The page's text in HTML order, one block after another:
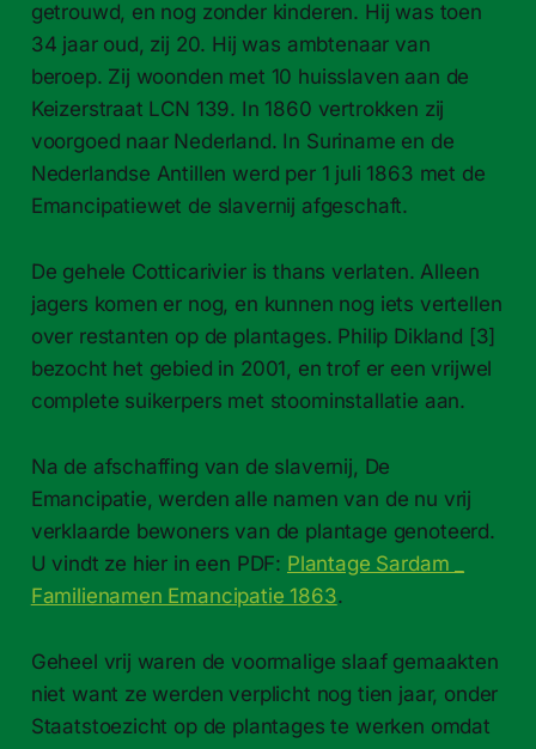
getrouwd, en nog zonder kinderen. Hij was toen
34 jaar oud, zij 20. Hij was ambtenaar van
beroep. Zij woonden met 10 huisslaven aan de
Keizerstraat LCN 139. In 1860 vertrokken zij
voorgoed naar Nederland. In Suriname en de
Nederlandse Antillen werd per 1 juli 1863 met de
Emancipatiewet de slavernij afgeschaft.
De gehele Cotticarivier is thans verlaten. Alleen
jagers komen er nog, en kunnen nog iets vertellen
over restanten op de plantages. Philip Dikland [3]
bezocht het gebied in 2001, en trof er een vrijwel
complete suikerpers met stoominstallatie aan.
Na de afschaffing van de slavernij, De
Emancipatie, werden alle namen van de nu vrij
verklaarde bewoners van de plantage genoteerd.
U vindt ze hier in een PDF: Plantage Sardam _
Familienamen Emancipatie 1863.
Geheel vrij waren de voormalige slaaf gemaakten
niet want ze werden verplicht nog tien jaar, onder
Staatstoezicht op de plantages te werken omdat